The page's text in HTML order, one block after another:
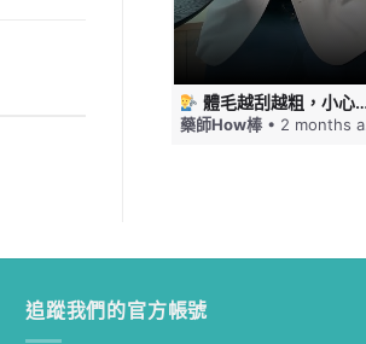
體毛越刮越粗，小心毛髮倒插！刮毛這幾件事要注意 #藥師HOW棒
藥師How棒 • 2 months ago
追蹤我們的官方帳號